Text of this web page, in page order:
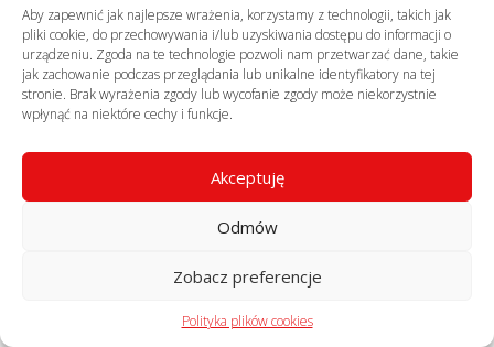
Aby zapewnić jak najlepsze wrażenia, korzystamy z technologii, takich jak
pliki cookie, do przechowywania i/lub uzyskiwania dostępu do informacji o
urządzeniu. Zgoda na te technologie pozwoli nam przetwarzać dane, takie
jak zachowanie podczas przeglądania lub unikalne identyfikatory na tej
stronie. Brak wyrażenia zgody lub wycofanie zgody może niekorzystnie
wpłynąć na niektóre cechy i funkcje.
Akceptuję
Odmów
Zobacz preferencje
Polityka plików cookies